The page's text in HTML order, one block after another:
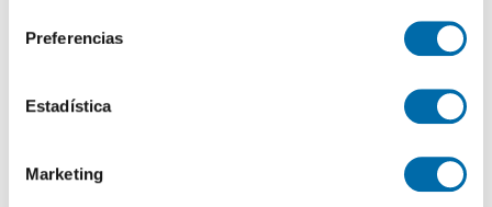
Recopilar información sobre su ubicación geográfica
Identificar su dispositivo analizándolo activamente
para buscar características específicas (huellas
Obtenga más información sobre cómo se procesan sus
Preferencias
Estadística
Marketing
1.500€
Centro, Ourense
PREMIUM